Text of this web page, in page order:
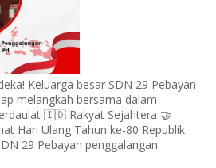
Keluarga besar SDN 29 Pebayan
melangkah bersama dalam
🇮🇩 Rakyat Sejahtera 🤝
Hari Ulang Tahun ke-80 Republik
29 Pebayan penggalangan